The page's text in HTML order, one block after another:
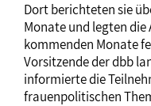
Dort berichteten sie
Monate und legten
kommenden Monate
Vorsitzende der dbb
informierte die
frauenpolitischen